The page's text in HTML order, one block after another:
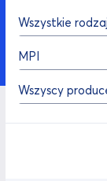
Wszystkie
MPI
Wszyscy